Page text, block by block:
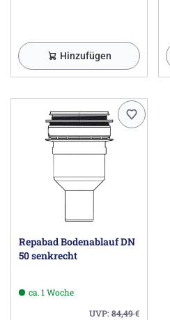
Hinzufügen
Repabad Bodenablauf DN
50 senkrecht
ca. 1 Woche
UVP:84,49€